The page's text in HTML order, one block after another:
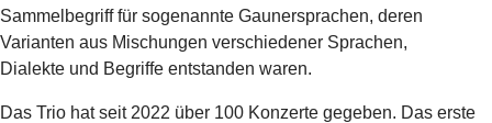
Sammelbegriff für sogenannte Gaunersprachen, deren
Varianten aus Mischungen verschiedener Sprachen,
Dialekte und Begriffe entstanden waren.
Das Trio hat seit 2022 über 100 Konzerte gegeben. Das erste